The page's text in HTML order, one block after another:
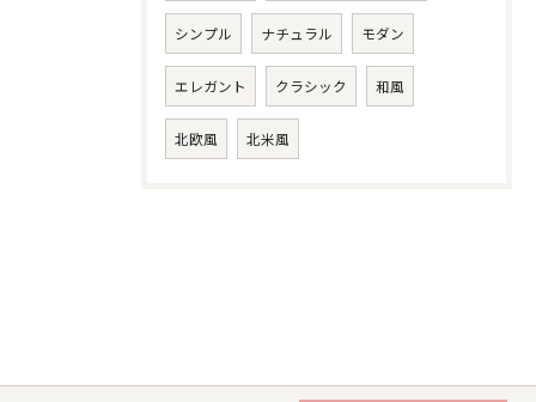
シンプル ナチュラル モダン
エレガント クラシック 和風
北欧風 北米風